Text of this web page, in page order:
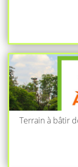
Terrain à bâtir